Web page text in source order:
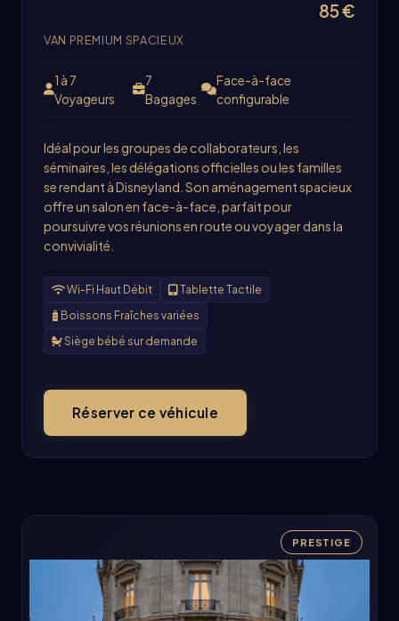
85 €
VAN PREMIUM SPACIEUX
1 à 7
Voyageurs
7
Bagages
Face-à-face
configurable
Idéal pour les groupes de collaborateurs, les
séminaires, les délégations officielles ou les familles
se rendant à Disneyland. Son aménagement spacieux
offre un salon en face-à-face, parfait pour
poursuivre vos réunions en route ou voyager dans la
convivialité.
Wi-Fi Haut Débit
Tablette Tactile
Boissons Fraîches variées
Siège bébé sur demande
Réserver ce véhicule
PRESTIGE